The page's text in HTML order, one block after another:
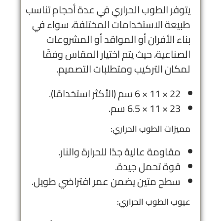
يتوفر الطوب الحراري في عدة أحجام تناسب
طبيعة الاستخدامات المختلفة، سواء في
بناء الأفران أو المواقد أو المشروعات
الصناعية، حيث يتم اختيار المقاس وفقًا
لمكان التركيب ومتطلبات التصميم.
22 × 11 × 6 سم (الأكثر استخدامًا).
23 × 11 × 6.5 سم.
مميزات الطوب الحراري:
مقاومة عالية جدًا للحرارة والنار.
قوة تحمل جيدة.
سطح متين يضمن عمر افتراضي طويل.
عيوب الطوب الحراري: